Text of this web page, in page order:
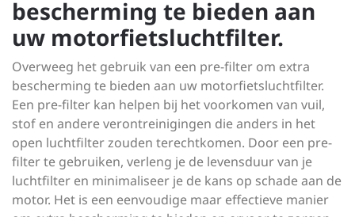
bescherming te bieden aan
uw motorfietsluchtfilter.
Overweeg het gebruik van een pre-filter om extra
bescherming te bieden aan uw motorfietsluchtfilter.
Een pre-filter kan helpen bij het voorkomen van vuil,
stof en andere verontreinigingen die anders in het
open luchtfilter zouden terechtkomen. Door een pre-
filter te gebruiken, verleng je de levensduur van je
luchtfilter en minimaliseer je de kans op schade aan de
motor. Het is een eenvoudige maar effectieve manier